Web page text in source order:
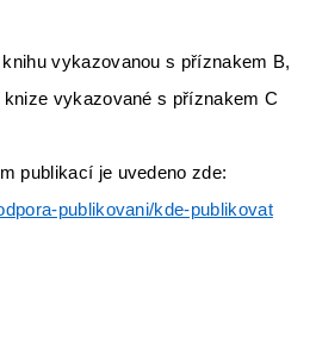
vykazovanou s příznakem B,
knize vykazované s příznakem C
publikací je uvedeno zde:
publikovani/kde-publikovat